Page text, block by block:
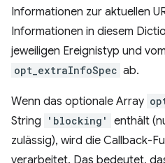
Informationen zur aktuellen
Informationen in diesem
jeweiligen Ereignistyp und
opt_extraInfoSpec ab.
Wenn das optionale Array
String
'blocking'
enthält
zulässig), wird die Callback-
verarbeitet. Das bedeutet,